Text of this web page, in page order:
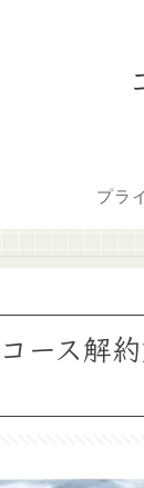
プラ
ース解